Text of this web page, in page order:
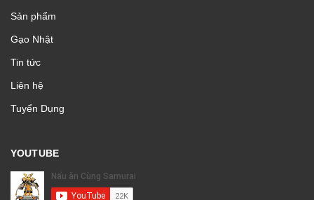
Sản phẩm
Gạo Nhật
Tin tức
Liên hệ
Tuyển Dụng
YOUTUBE